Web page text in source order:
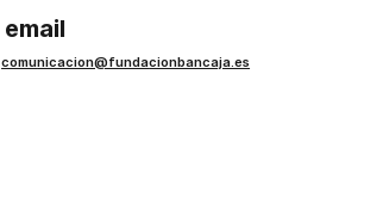
email
comunicacion@fundacionbancaja.es